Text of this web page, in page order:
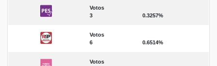
Votos
3
0.3257%
Votos
6
0.6514%
Votos